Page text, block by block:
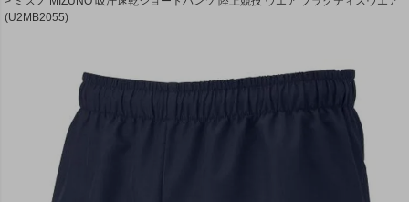
(U2MB2055)